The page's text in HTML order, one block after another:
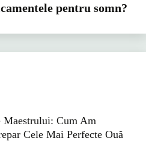
pentru somn?
Maestrului: Cum Am
Cele Mai Perfecte Ouă